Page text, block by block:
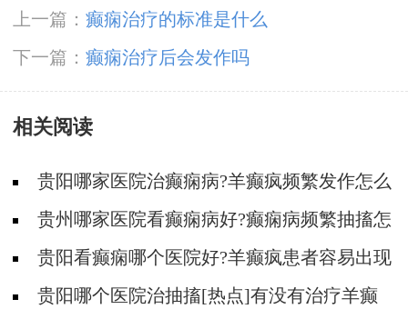
上一篇： 癫痫治疗的标准是什么
下一篇： 癫痫治疗后会发作吗
相关阅读
贵阳哪家医院治癫痫病?羊癫疯频繁发作怎么
治疗?贵州哪家医院看癫痫病好?癫痫病频繁抽搐怎
么治疗?
贵阳看癫痫哪个医院好?羊癫疯患者容易出现
哪些不好的情绪?
贵阳哪个医院治抽搐[热点]有没有治疗羊癫